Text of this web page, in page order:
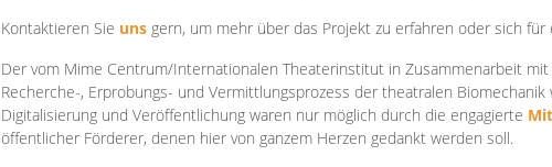
Kontaktieren Sie uns gern, um mehr über das Projekt zu erfahren oder sich
Der vom Mime Centrum/Internationalen Theaterinstitut in Zusammenarbeit
Recherche-, Erprobungs- und Vermittlungsprozess der theatralen
Digitalisierung und Veröffentlichung waren nur möglich durch die engagierte
öffentlicher Förderer, denen hier von ganzem Herzen gedankt werden soll.